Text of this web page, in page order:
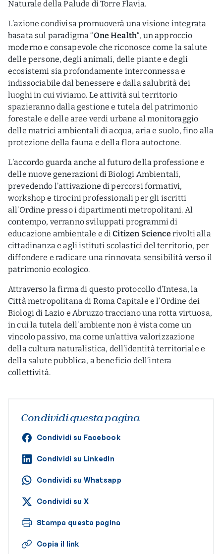
Naturale della Palude di Torre Flavia.
L’azione condivisa promuoverà una visione integrata
basata sul paradigma “One Health“, un approccio
moderno e consapevole che riconosce come la salute
delle persone, degli animali, delle piante e degli
ecosistemi sia profondamente interconnessa e
indissociabile dal benessere e dalla salubrità dei
luoghi in cui viviamo. Le attività sul territorio
spazieranno dalla gestione e tutela del patrimonio
forestale e delle aree verdi urbane al monitoraggio
delle matrici ambientali di acqua, aria e suolo, fino alla
protezione della fauna e della flora autoctone.
L’accordo guarda anche al futuro della professione e
delle nuove generazioni di Biologi Ambientali,
prevedendo l’attivazione di percorsi formativi,
workshop e tirocini professionali per gli iscritti
all’Ordine presso i dipartimenti metropolitani. Al
contempo, verranno sviluppati programmi di
educazione ambientale e diCitizen Sciencerivolti alla
cittadinanza e agli istituti scolastici del territorio, per
diffondere e radicare una rinnovata sensibilità verso il
patrimonio ecologico.
Attraverso la firma di questo protocollo d’Intesa, la
Città metropolitana di Roma Capitale e l’Ordine dei
Biologi di Lazio e Abruzzo tracciano una rotta virtuosa,
in cui la tutela dell’ambiente non è vista come un
vincolo passivo, ma come un’attiva valorizzazione
della cultura naturalistica, dell’identità territoriale e
della salute pubblica, a beneficio dell’intera
collettività.
Condividi questa pagina
Condividi su Facebook
Condividi su LinkedIn
Condividi su Whatsapp
Condividi su X
Stampa questa pagina
Copia il link